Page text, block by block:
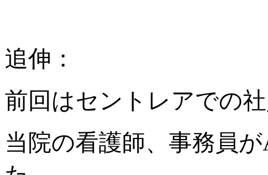
追伸：
前回はセントレアでの
当院の看護師、事務員